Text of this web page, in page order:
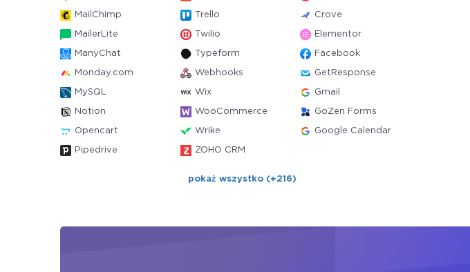
MailChimp Trello Crove
MailerLite Twilio Elementor
ManyChat Typeform Facebook
Monday.com Webhooks GetResponse
MySQL Wix Gmail
Notion WooCommerce GoZen Forms
Opencart Wrike Google Calendar
Pipedrive ZOHO CRM
pokaż wszystko (+216)